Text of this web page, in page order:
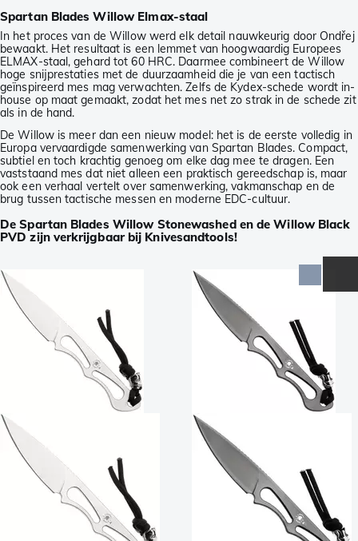
Spartan Blades Willow Elmax-staal
In het proces van de Willow werd elk detail nauwkeurig door Ondřej
bewaakt. Het resultaat is een lemmet van hoogwaardig Europees
ELMAX-staal, gehard tot 60 HRC. Daarmee combineert de Willow
hoge snijprestaties met de duurzaamheid die je van een tactisch
geïnspireerd mes mag verwachten. Zelfs de Kydex-schede wordt in-
house op maat gemaakt, zodat het mes net zo strak in de schede zit
als in de hand.
De Willow is meer dan een nieuw model: het is de eerste volledig in
Europa vervaardigde samenwerking van Spartan Blades. Compact,
subtiel en toch krachtig genoeg om elke dag mee te dragen. Een
vaststaand mes dat niet alleen een praktisch gereedschap is, maar
ook een verhaal vertelt over samenwerking, vakmanschap en de
brug tussen tactische messen en moderne EDC-cultuur.
De Spartan Blades Willow Stonewashed en de Willow Black
PVD zijn verkrijgbaar bij Knivesandtools!